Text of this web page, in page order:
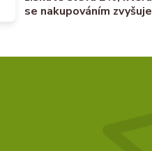
se nakupováním zvyšuje